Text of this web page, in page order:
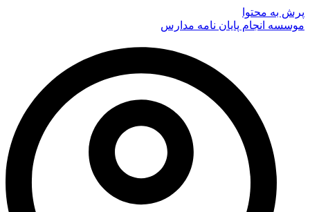
پرش به محتوا
موسسه انجام پایان نامه مدارس